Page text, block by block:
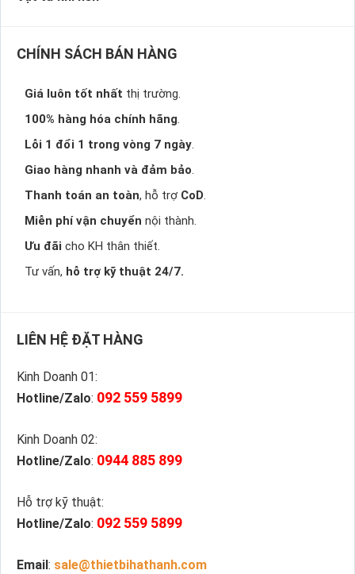
CHÍNH SÁCH BÁN HÀNG
Giá luôn tốt nhất thị trường.
100% hàng hóa chính hãng.
Lỗi 1 đổi 1 trong vòng 7 ngày.
Giao hàng nhanh và đảm bảo.
Thanh toán an toàn, hỗ trợ CoD.
Miễn phí vận chuyển nội thành.
Ưu đãi cho KH thân thiết.
Tư vấn, hỗ trợ kỹ thuật 24/7.
LIÊN HỆ ĐẶT HÀNG
Kinh Doanh 01:
Hotline/Zalo: 092 559 5899
Kinh Doanh 02:
Hotline/Zalo: 0944 885 899
Hỗ trợ kỹ thuật:
Hotline/Zalo: 092 559 5899
Email: sale@thietbihathanh.com